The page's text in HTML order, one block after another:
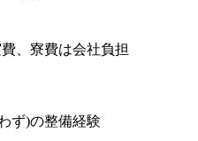
、寮費は会社負担
ず)の整備経験